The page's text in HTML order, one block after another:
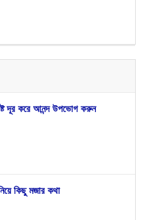
দূর করে আনন্দ উপভোগ করুন
কিছু মজার কথা